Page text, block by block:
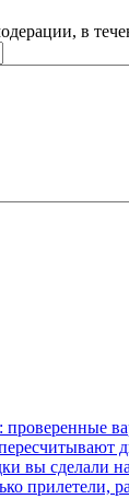
в
проверенные
вы сделали
прилетели,